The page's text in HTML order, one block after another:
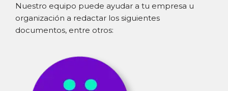
Nuestro equipo puede ayudar a tu empresa u
organización a redactar los siguientes
documentos, entre otros: